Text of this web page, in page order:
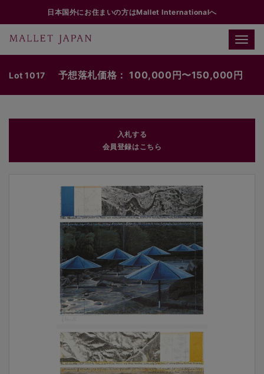
日本国外にお住まいの方はMallet Internationalへ
Toggle
Lot 1017 予想落札価格： 100,000円〜150,000円
入札する
会員登録はこちら